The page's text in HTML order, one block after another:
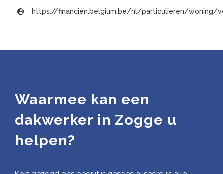
https://financien.belgium.be/nl/particulieren/woning/
Waarmee kan een
dakwerker in Zogge u
helpen?